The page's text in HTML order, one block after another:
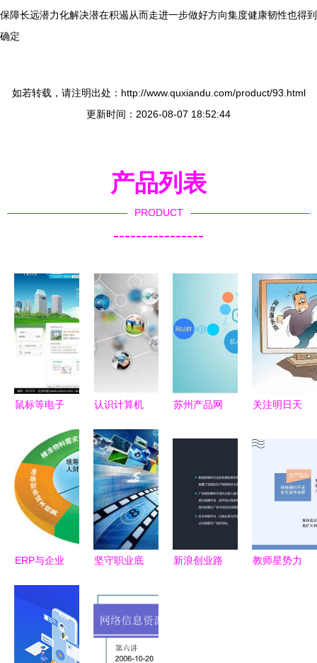
保障长远潜力化解决潜在积遏从而走进一步做好方向集度健康韧性也得到
确定
如若转载，请注明出处：http://www.quxiandu.com/product/93.html
更新时间：2026-08-07 18:52:44
产品列表
PRODUCT
----------------
鼠标等电子
司网站版面
设计指南
融合韩国商
业模板与信
息网络经营
合规要点
认识计算机
网络经营的
精要之道
苏州产品网
与实践
关注明日天
企业被罚款
50000元，
这些事千万
络成了违法
ERP与企业
坚守职业底
从业人员不
得从事有偿
新闻活动
新浪创业路
教师星势力